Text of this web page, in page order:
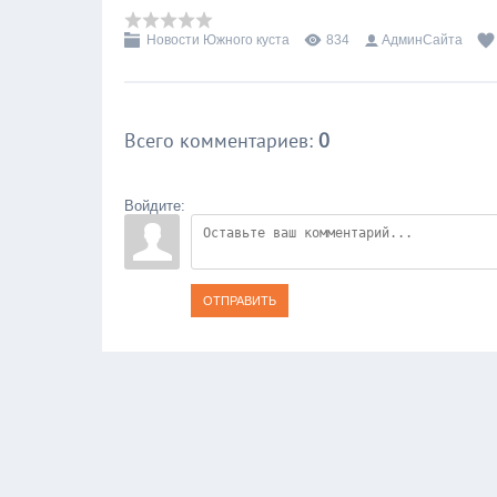
Новости Южного куста 834 АдминСайта
Всего комментариев: 0
Войдите:
ОТПРАВИТЬ